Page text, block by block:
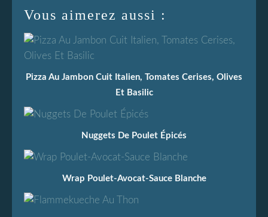
Vous aimerez aussi :
Pizza Au Jambon Cuit Italien, Tomates Cerises, Olives
Et Basilic
Nuggets De Poulet Épicés
Wrap Poulet-Avocat-Sauce Blanche